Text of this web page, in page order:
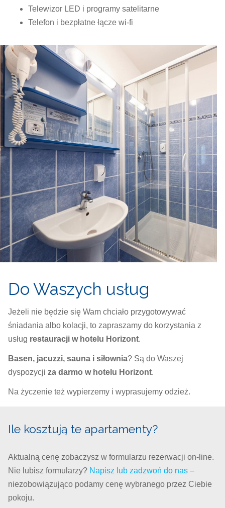
Telewizor LED i programy satelitarne
Telefon i bezpłatne łącze wi-fi
Do Waszych usług
Jeżeli nie będzie się Wam chciało przygotowywać
śniadania albo kolacji, to zapraszamy do korzystania z
usług restauracji w hotelu Horizont.
Basen, jacuzzi, sauna i siłownia? Są do Waszej
dyspozycji za darmo w hotelu Horizont.
Na życzenie też wypierzemy i wyprasujemy odzież.
Ile kosztują te apartamenty?
Aktualną cenę zobaczysz w formularzu rezerwacji on-line.
Nie lubisz formularzy? Napisz lub zadzwoń do nas –
niezobowiązująco podamy cenę wybranego przez Ciebie
pokoju.